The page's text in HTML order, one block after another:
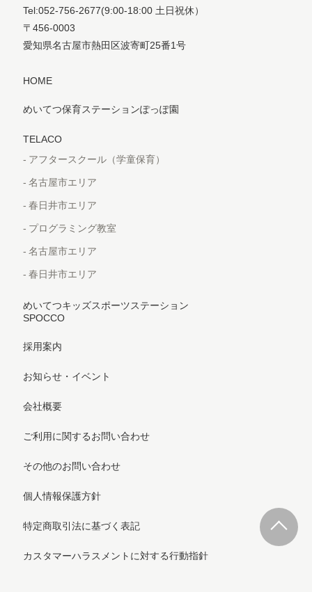
Tel:052-756-2677(9:00-18:00 土日祝休）
〒456-0003
愛知県名古屋市熱田区波寄町25番1号
HOME
めいてつ保育ステーションぽっぽ園
TELACO
アフタースクール（学童保育）
名古屋市エリア
春日井市エリア
プログラミング教室
名古屋市エリア
春日井市エリア
めいてつキッズスポーツステーション
SPOCCO
採用案内
お知らせ・イベント
会社概要
ご利用に関するお問い合わせ
その他のお問い合わせ
個人情報保護方針
特定商取引法に基づく表記
カスタマーハラスメントに対する行動指針